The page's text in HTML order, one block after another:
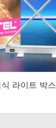
라이트 박스